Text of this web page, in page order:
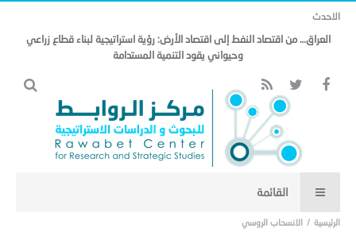
الاحدث
العراق… من اقتصاد النفط إلى اقتصاد الأرض: رؤية استراتيجية لبناء قطاع زراعي
وحيواني يقود التنمية المستدامة
الانسحاب الروسي